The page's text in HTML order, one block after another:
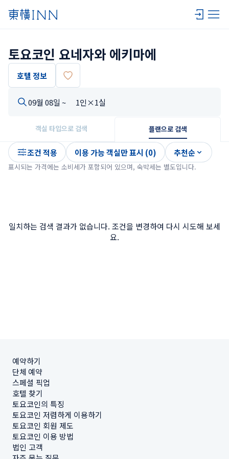
토요코인 요네자와 에키마에
호텔 정보
09월 08일 ~ 1인×1실
객실 타입으로 검색 플랜으로 검색
조건 적용 이용 가능 객실만 표시 (0) 추천순
표시되는 가격에는 소비세가 포함되어 있으며, 숙박세는 별도입니다.
일치하는 검색 결과가 없습니다. 조건을 변경하여 다시 시도해 보세
요.
예약하기
단체 예약
스페셜 픽업
호텔 찾기
토요코인의 특징
토요코인 저렴하게 이용하기
토요코인 회원 제도
토요코인 이용 방법
법인 고객